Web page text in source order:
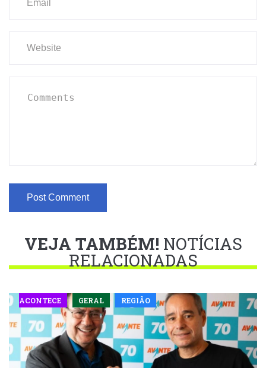
VEJA TAMBÉM! NOTÍCIAS
RELACIONADAS
ACONTECE GERAL REGIÃO